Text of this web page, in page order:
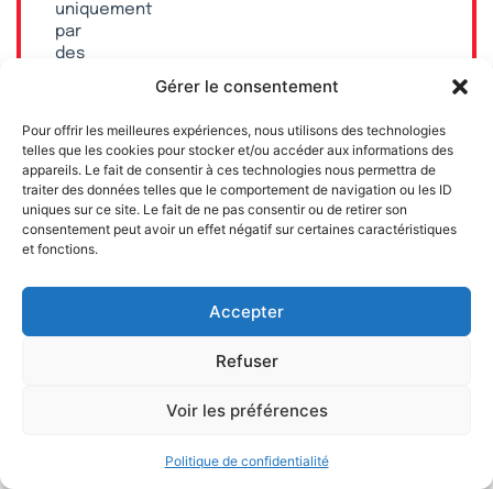
Gérer le consentement
Pour offrir les meilleures expériences, nous utilisons des technologies
telles que les cookies pour stocker et/ou accéder aux informations des
appareils. Le fait de consentir à ces technologies nous permettra de
traiter des données telles que le comportement de navigation ou les ID
uniques sur ce site. Le fait de ne pas consentir ou de retirer son
consentement peut avoir un effet négatif sur certaines caractéristiques
et fonctions.
Accepter
Refuser
Voir les préférences
Politique de confidentialité
uniquement
par
des
Faites
un
don
soutenez
un
100 %
libéral